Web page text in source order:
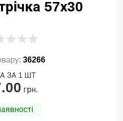
57х30
36266
ЗА 1 ШТ
грн.